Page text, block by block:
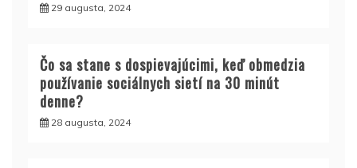
29 augusta, 2024
Čo sa stane s dospievajúcimi, keď obmedzia
používanie sociálnych sietí na 30 minút
denne?
28 augusta, 2024